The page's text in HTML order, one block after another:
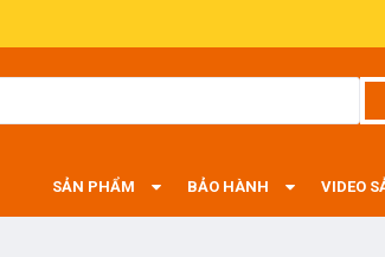
SẢN PHẨM BẢO HÀNH VIDEO